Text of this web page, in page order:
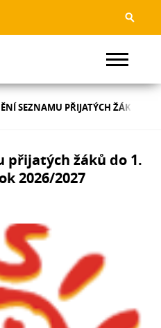
SEZNAMU PŘIJATÝCH ŽÁKŮ
přijatých žáků do 1.
2026/2027